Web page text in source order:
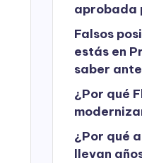
aprobada
Falsos
estás en
saber
¿Por qué
¿Por qué
llevan